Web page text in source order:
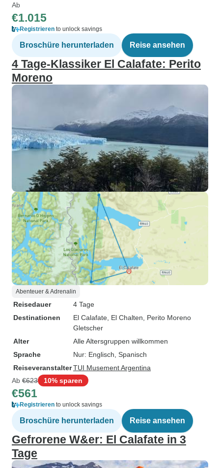
Ab
€1.015
Registrieren to unlock savings
Broschüre herunterladen Reise ansehen
4 Tage-Klassiker El Calafate: Perito
Moreno
Abenteuer & Adrenalin
Reisedauer
4 Tage
Destinationen
El Calafate , El Chalten , Perito Moreno
Gletscher
Alter
Alle Altersgruppen willkommen
Sprache
Nur: Englisch, Spanisch
ReiseveranstalterTUI Musement Argentina
Ab €623 10% sparen
€561
Registrieren to unlock savings
Broschüre herunterladen Reise ansehen
Gefrorene W&er: El Calafate in 3
Tage